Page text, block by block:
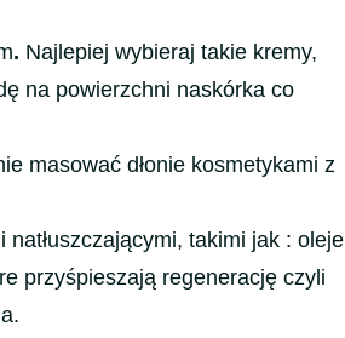
. Najlepiej wybieraj takie kremy,
na powierzchni naskórka co
masować dłonie kosmetykami z
natłuszczającymi, takimi jak : oleje
przyśpieszają regenerację czyli